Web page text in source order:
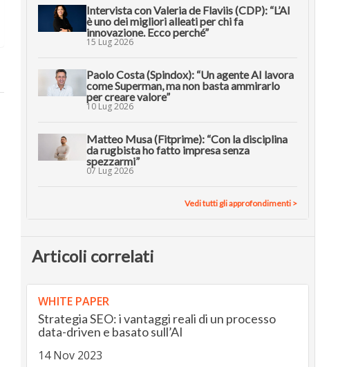
Intervista con Valeria de Flaviis (CDP): “L’AI
è uno dei migliori alleati per chi fa
innovazione. Ecco perché”
15 Lug 2026
Paolo Costa (Spindox): “Un agente AI lavora
come Superman, ma non basta ammirarlo
per creare valore”
10 Lug 2026
Matteo Musa (Fitprime): “Con la disciplina
da rugbista ho fatto impresa senza
spezzarmi”
07 Lug 2026
Vedi tutti gli approfondimenti >
Articoli correlati
WHITE PAPER
Strategia SEO: i vantaggi reali di un processo
data-driven e basato sull’AI
14 Nov 2023